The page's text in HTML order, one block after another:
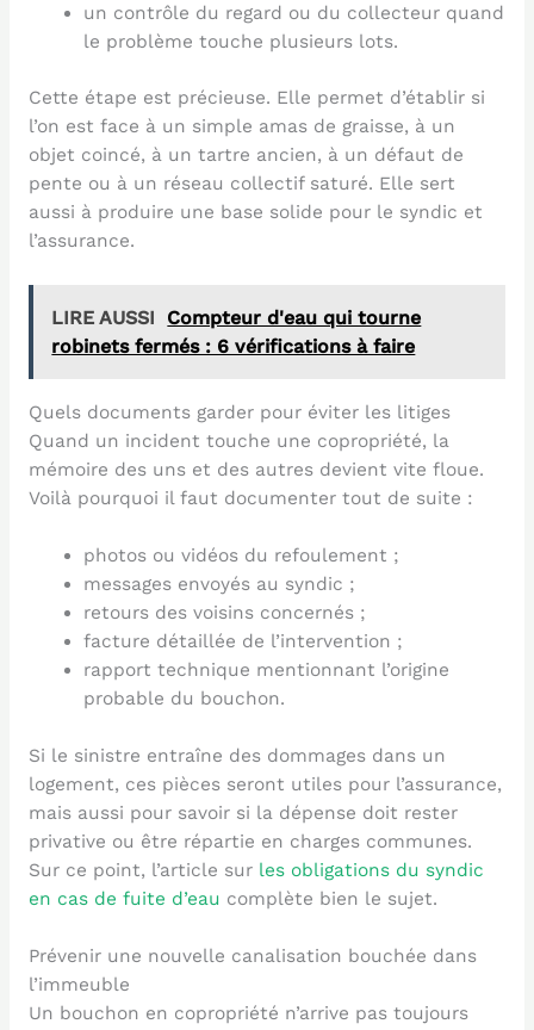
un contrôle du regard ou du collecteur quand
le problème touche plusieurs lots.
Cette étape est précieuse. Elle permet d’établir si
l’on est face à un simple amas de graisse, à un
objet coincé, à un tartre ancien, à un défaut de
pente ou à un réseau collectif saturé. Elle sert
aussi à produire une base solide pour le syndic et
l’assurance.
LIRE AUSSI
Compteur d'eau qui tourne
robinets fermés : 6 vérifications à faire
Quels documents garder pour éviter les litiges
Quand un incident touche une copropriété, la
mémoire des uns et des autres devient vite floue.
Voilà pourquoi il faut documenter tout de suite :
photos ou vidéos du refoulement ;
messages envoyés au syndic ;
retours des voisins concernés ;
facture détaillée de l’intervention ;
rapport technique mentionnant l’origine
probable du bouchon.
Si le sinistre entraîne des dommages dans un
logement, ces pièces seront utiles pour l’assurance,
mais aussi pour savoir si la dépense doit rester
privative ou être répartie en charges communes.
Sur ce point, l’article sur les obligations du syndic
en cas de fuite d’eau complète bien le sujet.
Prévenir une nouvelle canalisation bouchée dans
l’immeuble
Un bouchon en copropriété n’arrive pas toujours